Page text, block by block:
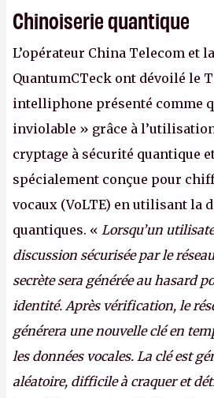
Chinoiserie quantique
L’opérateur China Telecom et
QuantumCTeck ont dévoilé le
intelliphone présenté comme
inviolable » grâce à
cryptage à sécurité quantique
spécialement conçue pour
vocaux (VoLTE) en utilisant la
quantiques. « Lorsqu’un
discussion sécurisée par le
secrète sera générée au hasard
identité. Après vérification, le
générera une nouvelle clé en
les données vocales. La clé est
aléatoire, difficile à craquer et